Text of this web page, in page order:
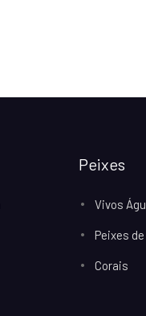
Peixes
Vivos
Peixes
Corais